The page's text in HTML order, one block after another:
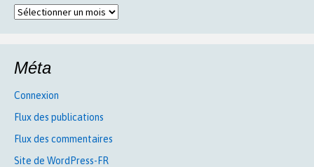
Archives
Méta
Connexion
Flux des publications
Flux des commentaires
Site de WordPress-FR